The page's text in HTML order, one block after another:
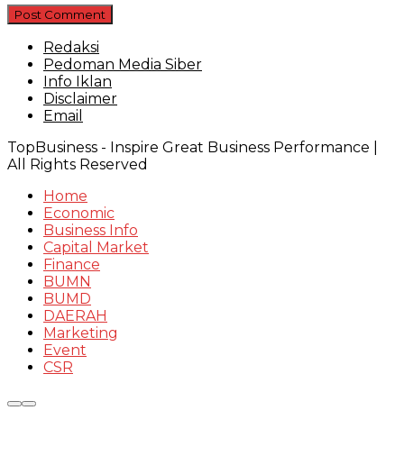
Redaksi
Pedoman Media Siber
Info Iklan
Disclaimer
Email
TopBusiness - Inspire Great Business Performance |
All Rights Reserved
Home
Economic
Business Info
Capital Market
Finance
BUMN
BUMD
DAERAH
Marketing
Event
CSR